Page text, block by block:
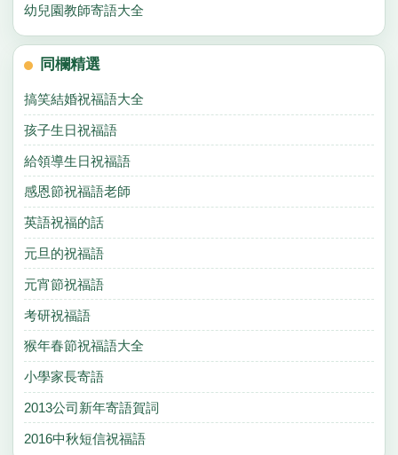
幼兒園教師寄語大全
同欄精選
搞笑結婚祝福語大全
孩子生日祝福語
給領導生日祝福語
感恩節祝福語老師
英語祝福的話
元旦的祝福語
元宵節祝福語
考研祝福語
猴年春節祝福語大全
小學家長寄語
2013公司新年寄語賀詞
2016中秋短信祝福語